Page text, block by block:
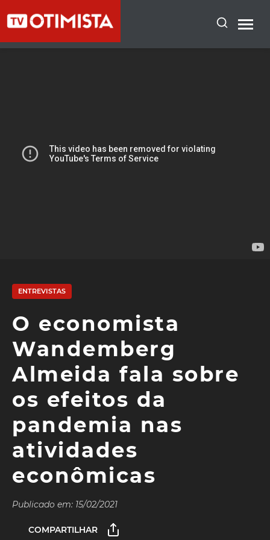
ENTREVISTAS
O economista
Wandemberg
Almeida fala sobre
os efeitos da
pandemia nas
atividades
econômicas
Publicado em: 15/02/2021
COMPARTILHAR